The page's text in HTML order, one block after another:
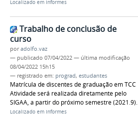
Localizado em Informes
Trabalho de conclusão de
curso
poradolfo.vaz
— publicado 07/04/2022 — última modificação
08/04/2022 15h15
— registrado em: prograd, estudantes
Matrícula de discentes de graduação em TCC
Atividade será realizada diretamente pelo
SIGAA, a partir do próximo semestre (2021.9).
Localizado em Informes